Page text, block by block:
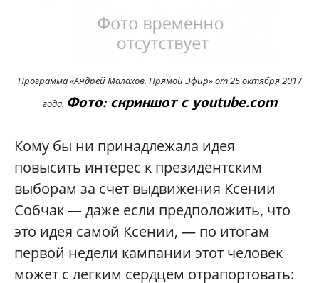
Программа «Андрей Малахов. Прямой Эфир» от 25 октября2017
года. Фото: скриншот с youtube.com
Кому бы ни принадлежала идея
повысить интерес к президентским
выборам за счет выдвижения Ксении
Собчак — даже если предположить, что
это идея самой Ксении, — по итогам
первой недели кампании этот человек
может с легким сердцем отрапортовать: